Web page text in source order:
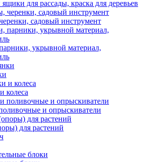
для рассады, краска для деревьев
садовый инструмент
укрывной материал,
колеса
и опрыскиватели
для растений